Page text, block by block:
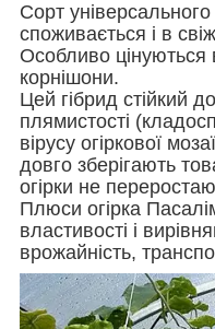
Сорт
споживається і в
Особливо цінуються
корнішони.
Цей гібрид стійкий
плямистості
вірусу огіркової
довго зберігають
огірки не
Плюси огірка
властивості і
врожайність,